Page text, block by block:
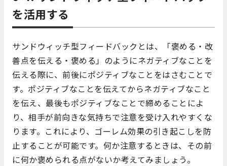
を活用する
サンドウィッチ型フィードバックとは、「褒める・改
善点を伝える・褒める」のようにネガティブなことを
伝える際に、前後にポジティブなことをはさむことで
す。ポジティブなことを伝えてからネガティブなこと
を伝え、最後もポジティブなことで締めることによ
り、相手が前向きな気持ちで注意を受け入れやすくな
ります。これにより、ゴーレム効果の引き起こしを防
止することが可能です。何か注意するときは、その前
に何か褒められる点がないか考えてみましょう。